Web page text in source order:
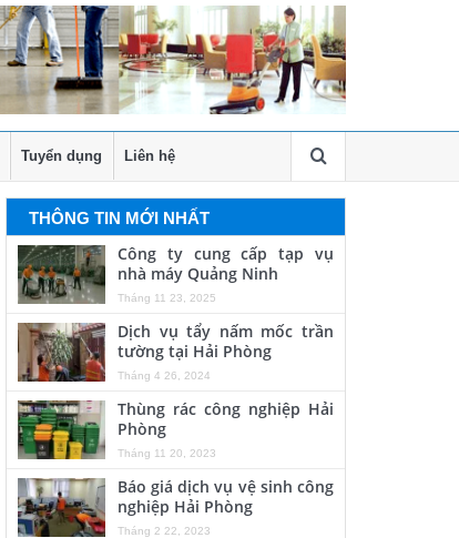
Tuyển dụng Liên hệ
THÔNG TIN MỚI NHẤT
Công ty cung cấp tạp vụ
nhà máy Quảng Ninh
Tháng 11 23, 2025
Dịch vụ tẩy nấm mốc trần
tường tại Hải Phòng
Tháng 4 26, 2024
Thùng rác công nghiệp Hải
Phòng
Tháng 11 20, 2023
Báo giá dịch vụ vệ sinh công
nghiệp Hải Phòng
Tháng 2 22, 2023